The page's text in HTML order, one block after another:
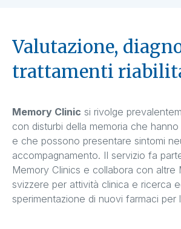
Valutazione,
trattamenti
Memory Clinic si rivolge
con disturbi della memoria che
e che possono presentare sintomi
accompagnamento. Il servizio fa
Memory Clinics e collabora con altre
svizzere per attività clinica e ricerca
sperimentazione di nuovi farmaci per